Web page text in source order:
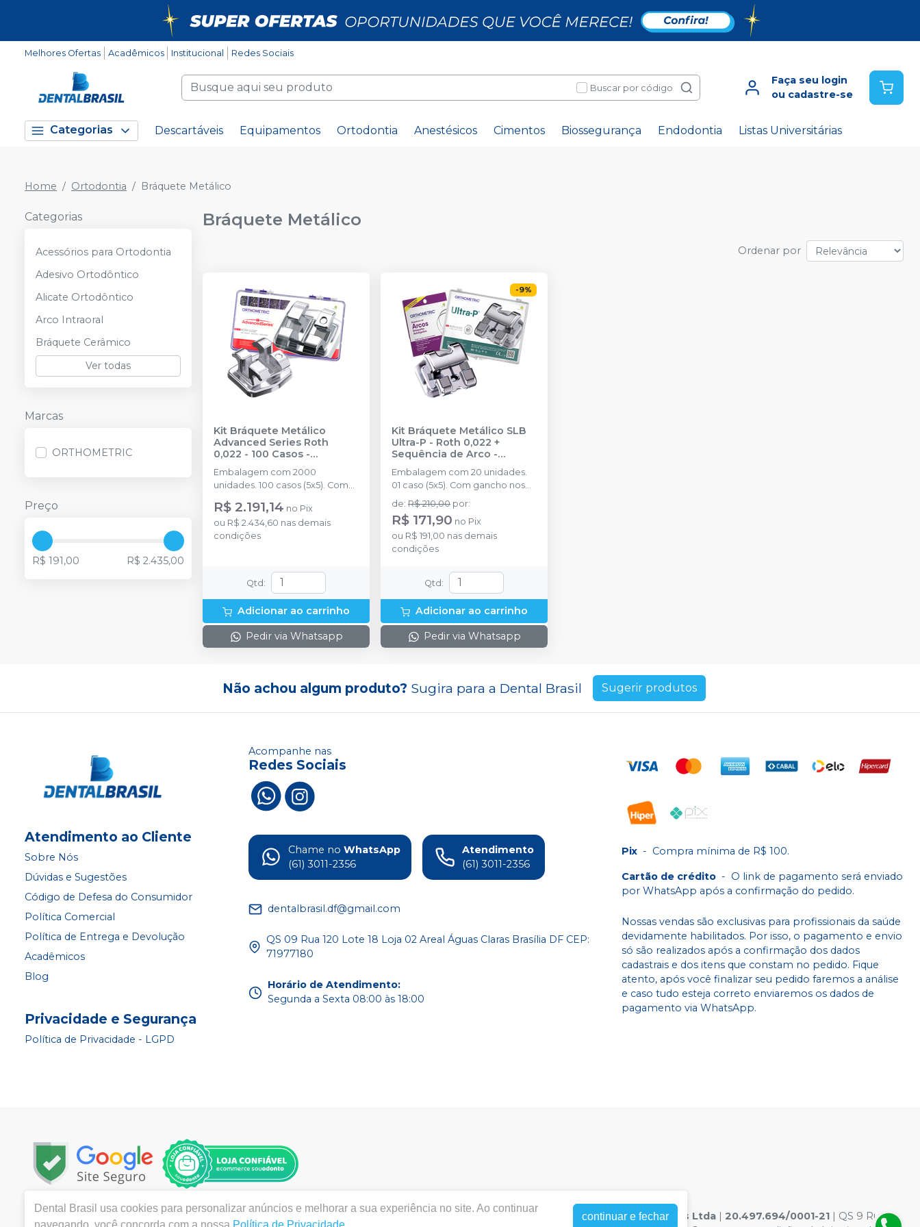
Melhores Ofertas Acadêmicos Institucional Redes Sociais
Buscar por código
Faça seu login
ou cadastre-se
Categorias Descartáveis Equipamentos Ortodontia Anestésicos Cimentos Biossegurança Endodontia Listas Universitárias
Home Ortodontia Bráquete Metálico
Categorias
Acessórios para Ortodontia
Adesivo Ortodôntico
Alicate Ortodôntico
Arco Intraoral
Bráquete Cerâmico
Ver todas
Marcas
ORTHOMETRIC
Preço
R$ 191,00 R$ 2.435,00
Bráquete Metálico
Ordenar por
Kit Bráquete Metálico
Advanced Series Roth
0,022 - 100 Casos -
10.10.2900
Embalagem com 2000
unidades. 100 casos (5x5). Com
gancho nos caninos e pré-
molares.
R$ 2.191,14 no Pix
ou R$ 2.434,60 nas demais
condições
Qtd:
Adicionar ao carrinho
Pedir via Whatsapp
-9%
Kit Bráquete Metálico SLB
Ultra-P - Roth 0,022 +
Sequência de Arco -
10.46.2800
ORTHOMETRIC
Embalagem com 20 unidades.
01 caso (5x5). Com gancho nos
caninos e pré-molares + 01
Sequência de Arcos
de: R$ 210,00 por:
R$ 171,90 no Pix
ou R$ 191,00 nas demais
condições
Qtd:
Adicionar ao carrinho
Pedir via Whatsapp
Não achou algum produto? Sugira para a Dental Brasil Sugerir produtos
Atendimento ao Cliente
Sobre Nós
Dúvidas e Sugestões
Código de Defesa do Consumidor
Política Comercial
Política de Entrega e Devolução
Acadêmicos
Blog
Privacidade e Segurança
Política de Privacidade - LGPD
Acompanhe nas
Redes Sociais
Chame no WhatsApp
(61) 3011-2356
Atendimento
(61) 3011-2356
dentalbrasil.df@gmail.com
QS 09 Rua 120 Lote 18 Loja 02 Areal Águas Claras Brasília DF CEP:
71977180
Horário de Atendimento:
Segunda a Sexta 08:00 às 18:00
Pix - Compra mínima de R$ 100.
Cartão de crédito - O link de pagamento será enviado
por WhatsApp após a confirmação do pedido.
Nossas vendas são exclusivas para profissionais da saúde
devidamente habilitados. Por isso, o pagamento e envio
só são realizados após a confirmação dos dados
cadastrais e dos itens que constam no pedido. Fique
atento, após você finalizar seu pedido faremos a análise
e caso tudo esteja correto enviaremos os dados de
pagamento via WhatsApp.
Copyright © 2024 | Todos os direitos reservados | www.dentalbrasildf.com.br |Dental Brasil Comercio de Materiais Odontologicos Ltda | 20.497.694/0001-21 | QS 9 Rua
Dental Brasil usa cookies para personalizar anúncios e melhorar a sua experiência no site. Ao continuar
navegando, você concorda com a nossa Política de Privacidade
continuar e fechar